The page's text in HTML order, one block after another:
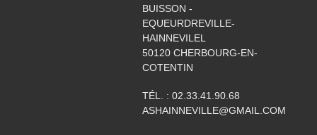
BUISSON -
EQUEURDREVILLE-
HAINNEVILEL
50120 CHERBOURG-EN-
COTENTIN
TÉL. : 02.33.41.90.68
ASHAINNEVILLE@GMAIL.COM